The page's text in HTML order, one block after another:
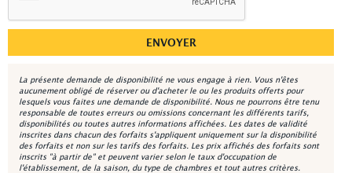
La présente demande de disponibilité ne vous engage à rien. Vous n'êtes
aucunement obligé de réserver ou d'acheter le ou les produits offerts pour
lesquels vous faites une demande de disponibilité. Nous ne pourrons être tenu
responsable de toutes erreurs ou omissions concernant les différents tarifs,
disponibilités ou toutes autres informations affichées. Les dates de validité
inscrites dans chacun des forfaits s'appliquent uniquement sur la disponibilité
des forfaits et non sur les tarifs des forfaits. Les prix affichés des forfaits sont
inscrits "à partir de" et peuvent varier selon le taux d'occupation de
l'établissement, de la saison, du type de chambres et tout autres critères.